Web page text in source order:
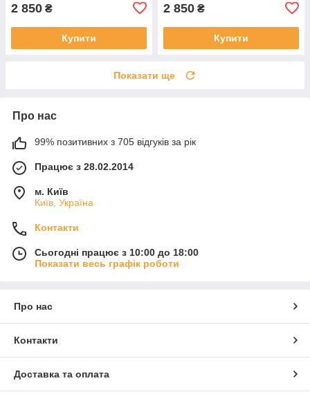
2 850 ₴
Купити
2 850 ₴
Купити
Показати ще
Про нас
99% позитивних з 705 відгуків за рік
Працює з 28.02.2014
м. Київ
Київ, Україна
Контакти
Сьогодні працює з 10:00 до 18:00
Показати весь графік роботи
Про нас
Контакти
Доставка та оплата